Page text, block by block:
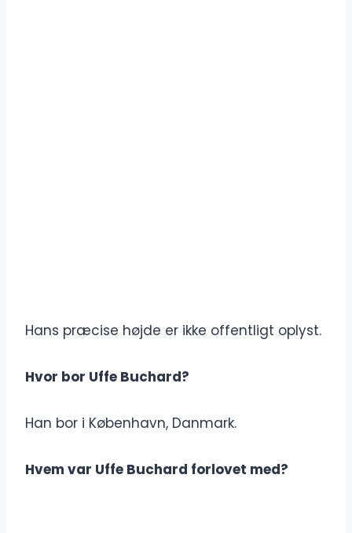
Hans præcise højde er ikke offentligt oplyst.
Hvor bor Uffe Buchard?
Han bor i København, Danmark.
Hvem var Uffe Buchard forlovet med?